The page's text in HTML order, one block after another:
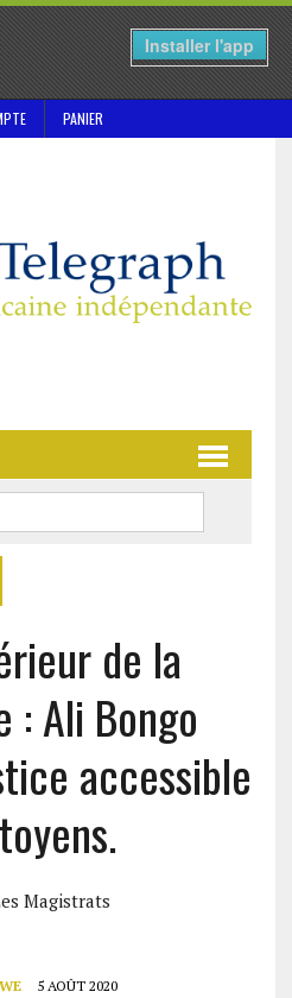
Installer l'app
PANIER
de la
: Ali Bongo
accessible
Magistrats
5 AOÛT 2020